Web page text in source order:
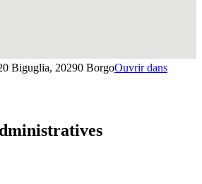
Biguglia, 20290 BorgoOuvrir dans